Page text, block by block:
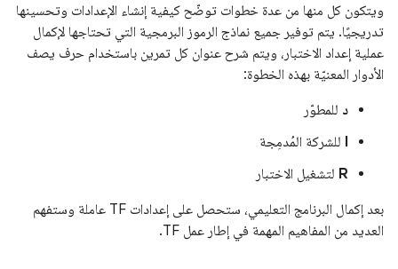
ويتكون كل منها من عدة خطوات توضّح كيفية إنشاء الإعدادات وتحسينها
تدريجيًا. يتم توفير جميع نماذج الرموز البرمجية التي تحتاجها لإكمال
عملية إعداد الاختبار، ويتم شرح عنوان كل تمرين باستخدام حرف يصف
الأدوار المعنيّة بهذه الخطوة:
د للمطوّر
I للشركة المُدمِجة
R لتشغيل الاختبار
بعد إكمال البرنامج التعليمي، ستحصل على إعدادات TF عاملة وستفهم
العديد من المفاهيم المهمة في إطار عمل TF.